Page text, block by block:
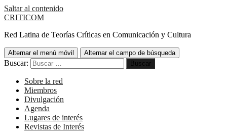
Saltar al contenido
CRITICOM
Red Latina de Teorías Críticas en Comunicación y Cultura
Alternar el menú móvil Alternar el campo de búsqueda
Buscar:
Sobre la red
Miembros
Divulgación
Agenda
Lugares de interés
Revistas de Interés